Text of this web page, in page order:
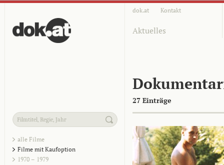
dok.at Kontakt
Aktuelles
27 Einträge
alle Filme
Filme mit Kaufoption
1970 – 1979